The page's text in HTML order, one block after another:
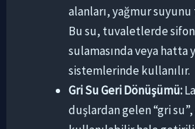
alanları, yağmur
Bu su, tuvaletlerde
sulamasında veya hatta
sistemlerinde kullanılır.
Gri Su Geri Dönüşümü:
duşlardan gelen “gri